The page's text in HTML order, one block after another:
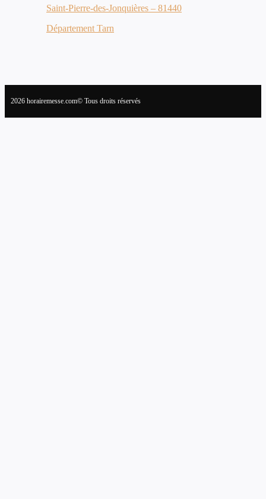
Saint-Pierre-des-Jonquières – 81440
Département Tarn
2026 horairemesse.com© Tous droits réservés